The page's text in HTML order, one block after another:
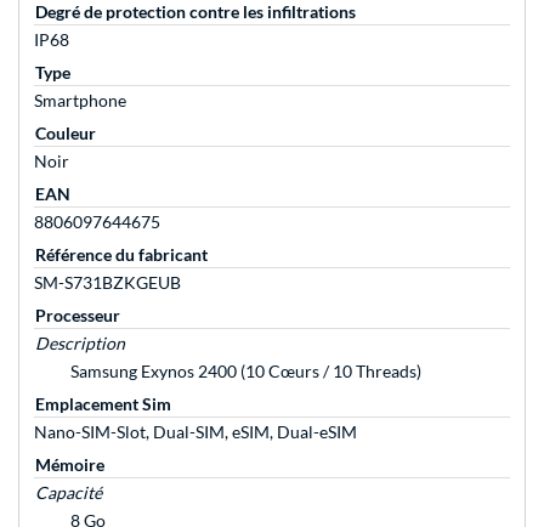
Degré de protection contre les infiltrations
IP68
Type
Smartphone
Couleur
Noir
EAN
8806097644675
Référence du fabricant
SM-S731BZKGEUB
Processeur
Description
Samsung Exynos 2400 (10 Cœurs / 10 Threads)
Emplacement Sim
Nano-SIM-Slot, Dual-SIM, eSIM, Dual-eSIM
Mémoire
Capacité
8 Go